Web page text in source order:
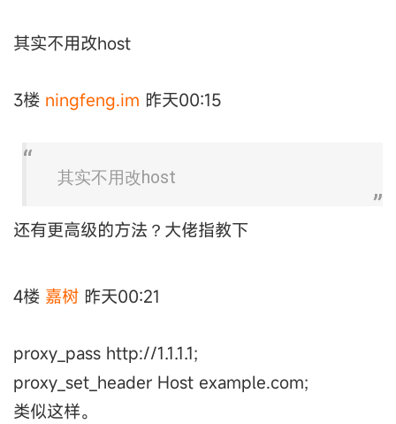
其实不用改host
3楼 ningfeng.im 昨天00:15
其实不用改host
还有更高级的方法？大佬指教下
4楼 嘉树 昨天00:21
proxy_pass http://1.1.1.1;
proxy_set_header Host example.com;
类似这样。